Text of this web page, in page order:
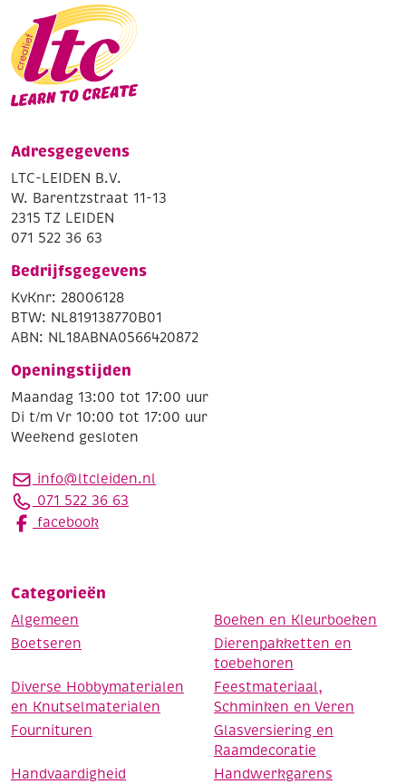
Adresgegevens
LTC-LEIDEN B.V.
W. Barentzstraat 11-13
2315 TZ LEIDEN
071 522 36 63
Bedrijfsgegevens
KvKnr: 28006128
BTW: NL819138770B01
ABN: NL18ABNA0566420872
Openingstijden
Maandag 13:00 tot 17:00 uur
Di t/m Vr 10:00 tot 17:00 uur
Weekend gesloten
info@ltcleiden.nl
071 522 36 63
facebook
Categorieën
Algemeen
Boeken en Kleurboeken
Boetseren
Dierenpakketten en
toebehoren
Diverse Hobbymaterialen
en Knutselmaterialen
Feestmateriaal,
Schminken en Veren
Fournituren
Glasversiering en
Raamdecoratie
Handvaardigheid
Handwerkgarens